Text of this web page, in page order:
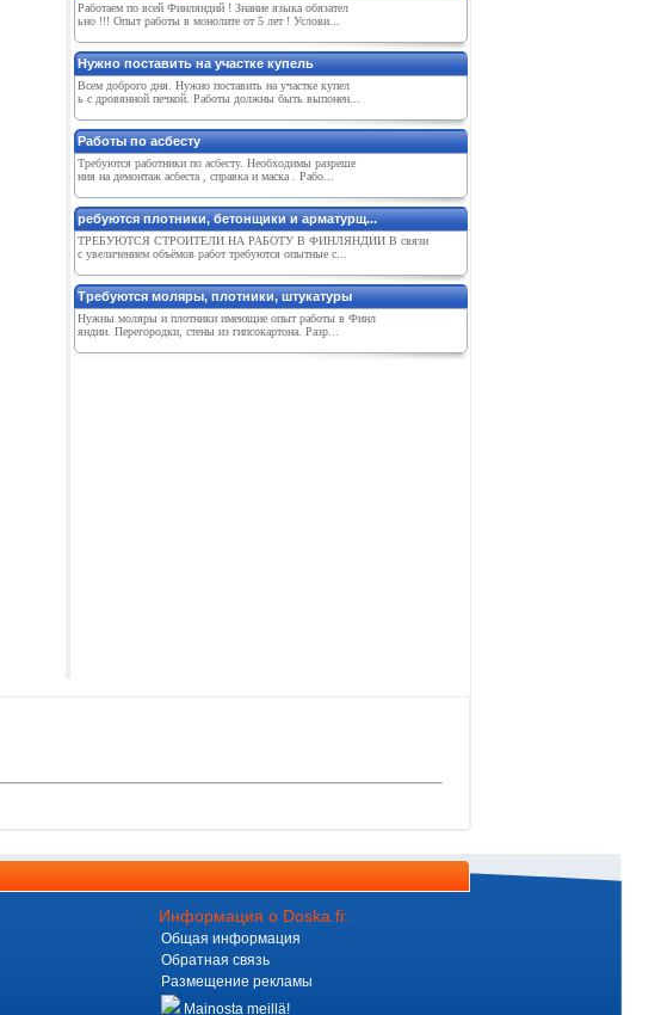
Работаем по всей Финляндий ! Знание языка обязател
ьно !!! Опыт работы в монолите от 5 лет ! Услови...
Нужно поставить на участке купель
Всем доброго дня. Нужно поставить на участке купел
ь с дровянной печкой. Работы должны быть выпонен...
Работы по асбесту
Требуются работники по асбесту. Необходимы разреше
ния на демонтаж асбеста , справка и маска . Рабо...
ребуются плотники, бетонщики и арматурщ...
ТРЕБУЮТСЯ СТРОИТЕЛИ НА РАБОТУ В ФИНЛЯНДИИ В связи
с увеличением объёмов работ требуются опытные с...
Требуются моляры, плотники, штукатуры
Нужны моляры и плотники имеющие опыт работы в Финл
яндии. Перегородки, стены из гипсокартона. Разр...
Информация о Doska.fi:
Общая информация
Обратная связь
Размещение рекламы
Mainosta meillä!